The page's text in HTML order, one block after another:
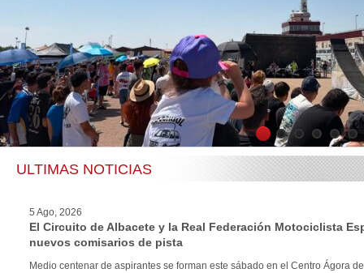
1 2 3 4 5 6
ULTIMAS NOTICIAS
5 Ago, 2026
El Circuito de Albacete y la Real Federación Motociclista
nuevos comisarios de pista
Medio centenar de aspirantes se forman este sábado en el Centro Ágora